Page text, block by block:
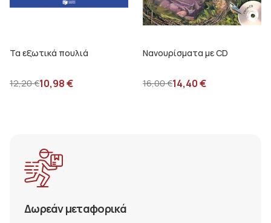
Τα εξωτικά πουλιά
12,20€10,98€
Νανουρίσματα με CD
16,00€14,40€
Δωρεάν μεταφορικά